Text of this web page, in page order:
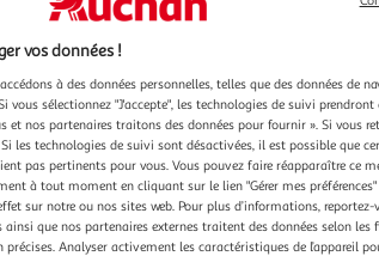
vos données !
à des données personnelles, telles que des données de
sélectionnez "J'accepte", les technologies de suivi prendront
et nos partenaires traitons des données pour fournir ». Si vous
les technologies de suivi sont désactivées, il est possible que
pas pertinents pour vous. Vous pouvez faire réapparaître ce
à tout moment en cliquant sur le lien "Gérer mes préférences"
sur notre ou nos sites web. Pour plus d’informations, reportez-
que nos partenaires externes traitent des données selon les
Analyser activement les caractéristiques de l’appareil